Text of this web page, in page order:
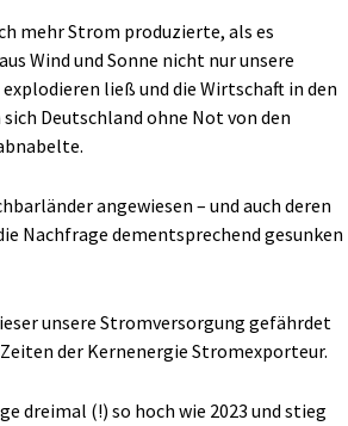
mehr Strom produzierte, als es
Wind und Sonne nicht nur unsere
ließ und die Wirtschaft in den
Deutschland ohne Not von den
angewiesen – und auch deren
Nachfrage dementsprechend gesunken
unsere Stromversorgung gefährdet
der Kernenergie Stromexporteur.
dreimal (!) so hoch wie 2023 und stieg